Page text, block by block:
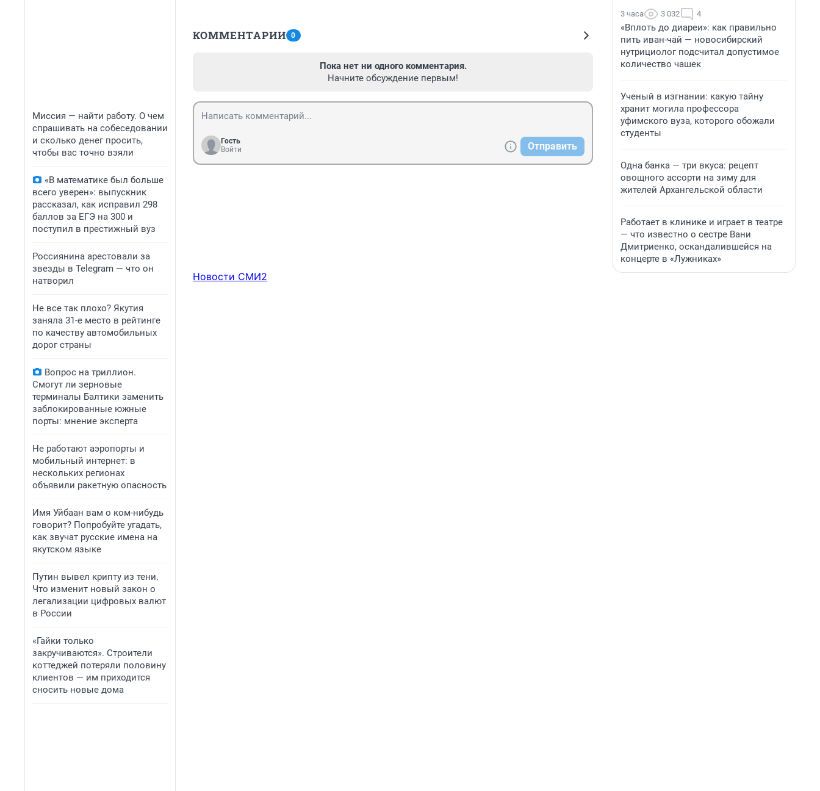
Миссия — найти работу. О чем
спрашивать на собеседовании
и сколько денег просить,
чтобы вас точно взяли
«В математике был больше
всего уверен»: выпускник
рассказал, как исправил 298
баллов за ЕГЭ на 300 и
поступил в престижный вуз
Россиянина арестовали за
звезды в Telegram — что он
натворил
Не все так плохо? Якутия
заняла 31-е место в рейтинге
по качеству автомобильных
дорог страны
Вопрос на триллион.
Смогут ли зерновые
терминалы Балтики заменить
заблокированные южные
порты: мнение эксперта
Не работают аэропорты и
мобильный интернет: в
нескольких регионах
объявили ракетную опасность
Имя Уйбаан вам о ком-нибудь
говорит? Попробуйте угадать,
как звучат русские имена на
якутском языке
Путин вывел крипту из тени.
Что изменит новый закон о
легализации цифровых валют
в России
«Гайки только
закручиваются». Строители
коттеджей потеряли половину
клиентов — им приходится
сносить новые дома
КОММЕНТАРИИ 0
Пока нет ни одного комментария.
Начните обсуждение первым!
Гость
Войти
Отправить
Новости СМИ2
3 часа 3 032 4
«Вплоть до диареи»: как правильно
пить иван-чай — новосибирский
нутрициолог подсчитал допустимое
количество чашек
Ученый в изгнании: какую тайну
хранит могила профессора
уфимского вуза, которого обожали
студенты
Одна банка — три вкуса: рецепт
овощного ассорти на зиму для
жителей Архангельской области
Работает в клинике и играет в театре
— что известно о сестре Вани
Дмитриенко, оскандалившейся на
концерте в «Лужниках»